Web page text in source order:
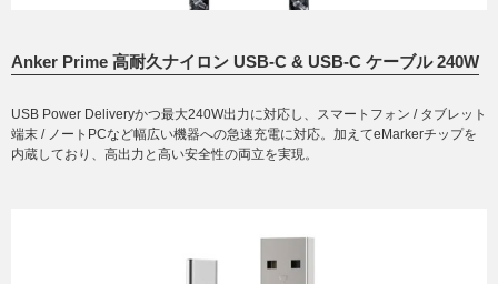
Anker Prime 高耐久ナイロン USB-C & USB-C ケーブル 240W
USB Power Deliveryかつ最大240W出力に対応し、スマートフォン / タブレット
端末 / ノートPCなど幅広い機器への急速充電に対応。加えてeMarkerチップを
内蔵しており、高出力と高い安全性の両立を実現。